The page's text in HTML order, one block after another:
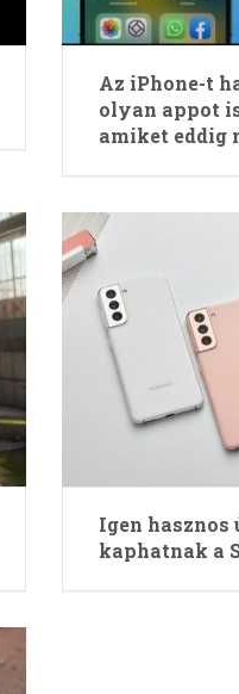
Az iPhone-t
olyan appot
amiket eddig
Igen
kaphatnak a